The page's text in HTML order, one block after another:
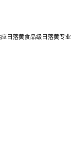
日落黄食品级日落黄专